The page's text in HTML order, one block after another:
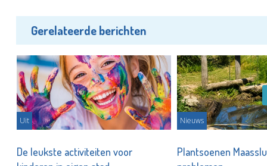
Gerelateerde berichten
Uit
De leukste activiteiten voor
Nieuws
Plantsoenen